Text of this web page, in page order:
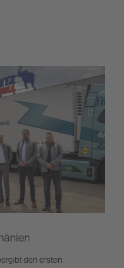
den ersten